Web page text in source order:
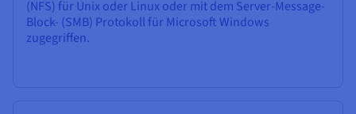
(NFS) für Unix oder Linux oder mit dem Server-Message-
Block- (SMB) Protokoll für Microsoft Windows
zugegriffen.